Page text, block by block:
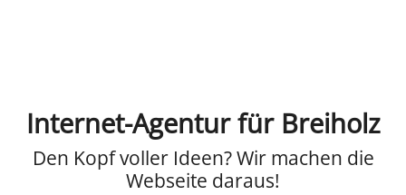
Internet-Agentur für Breiholz
Den Kopf voller Ideen? Wir machen die
Webseite daraus!